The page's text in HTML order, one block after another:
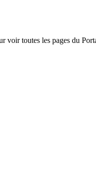
toutes les pages du